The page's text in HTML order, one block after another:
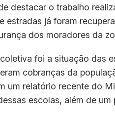
destacar o trabalho
já foram
dos moradores da
foi a situação das
cobranças da
um relatório recente do
escolas, além de